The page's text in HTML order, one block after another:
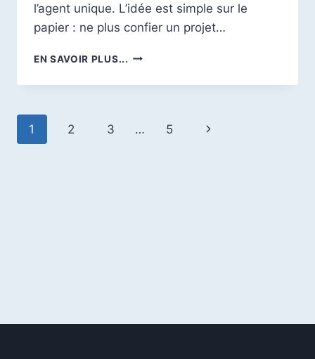
l’agent unique. L’idée est simple sur le
papier : ne plus confier un projet…
EN SAVOIR PLUS... QODER
MODE
Navigation
1 2 3 … 5
Page